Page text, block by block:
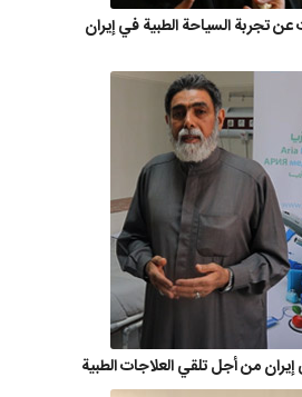
عن تجربة السياحة الطبية في إيران
إيران من أجل تلقي العلاجات الطبية